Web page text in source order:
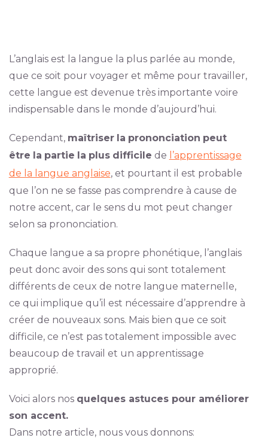
L’anglais est la langue la plus parlée au monde,
que ce soit pour voyager et même pour travailler,
cette langue est devenue très importante voire
indispensable dans le monde d’aujourd’hui.
Cependant, maîtriser la prononciation peut
être la partie la plus difficile de l’apprentissage
de la langue anglaise, et pourtant il est probable
que l’on ne se fasse pas comprendre à cause de
notre accent, car le sens du mot peut changer
selon sa prononciation.
Chaque langue a sa propre phonétique, l’anglais
peut donc avoir des sons qui sont totalement
différents de ceux de notre langue maternelle,
ce qui implique qu’il est nécessaire d’apprendre à
créer de nouveaux sons. Mais bien que ce soit
difficile, ce n’est pas totalement impossible avec
beaucoup de travail et un apprentissage
approprié.
Voici alors nos quelques astuces pour améliorer
son accent.
Dans notre article, nous vous donnons: